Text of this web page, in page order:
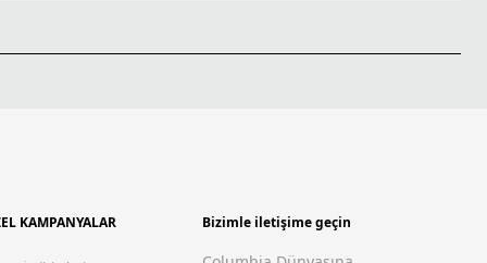
KAMPANYALAR Bizimle iletişime geçin